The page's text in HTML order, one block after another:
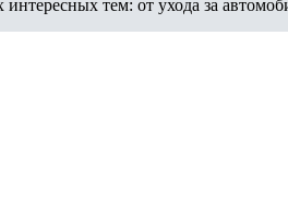
тем: от ухода за